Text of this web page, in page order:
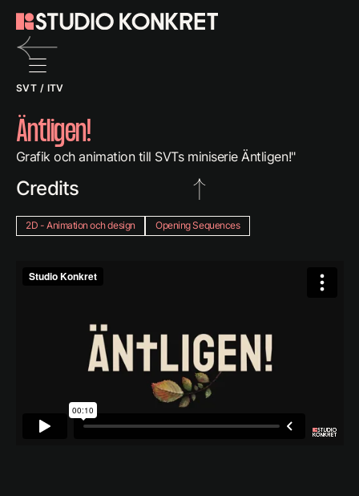
to
page
SVT / ITV
Äntligen!
Grafik och animation till SVTs miniserie Äntligen!"
Credits
2D - Animation och design Opening Sequences